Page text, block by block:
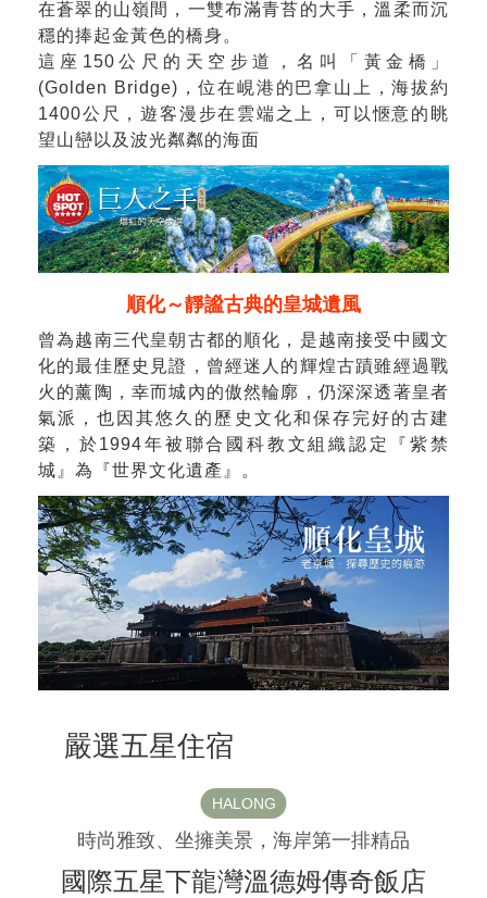
在蒼翠的山嶺間，一雙布滿青苔的大手，溫柔而沉
穩的捧起金黃色的橋身。
這座150公尺的天空步道，名叫「黃金橋」
(Golden Bridge)，位在峴港的巴拿山上，海拔約
1400公尺，遊客漫步在雲端之上，可以愜意的眺
望山巒以及波光粼粼的海面
順化～靜謐古典的皇城遺風
曾為越南三代皇朝古都的順化，是越南接受中國文
化的最佳歷史見證，曾經迷人的輝煌古蹟雖經過戰
火的薰陶，幸而城內的傲然輪廓，仍深深透著皇者
氣派，也因其悠久的歷史文化和保存完好的古建
築，於1994年被聯合國科教文組織認定『紫禁
城』為『世界文化遺產』。
嚴選五星住宿
HALONG
時尚雅致、坐擁美景，海岸第一排精品
國際五星下龍灣溫德姆傳奇飯店